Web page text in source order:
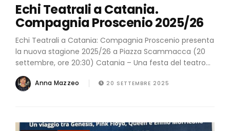
Echi Teatrali a Catania.
Compagnia Proscenio 2025/26
Echi Teatrali a Catania: Compagnia Proscenio presenta
la nuova stagione 2025/26 a Piazza Scammacca (20
settembre, ore 20:30) Catania – Una festa del teatro...
Anna Mazzeo 20 SETTEMBRE 2025